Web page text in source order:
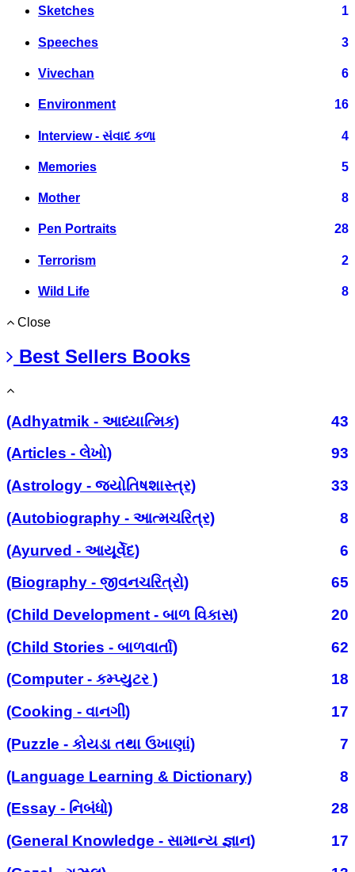
Sketches 1
Speeches 3
Vivechan 6
Environment 16
Interview - સંવાદ કળા 4
Memories 5
Mother 8
Pen Portraits 28
Terrorism 2
Wild Life 8
Close
Best Sellers Books
(Adhyatmik - આધ્યાત્મિક)
43
(Articles - લેખો)
93
(Astrology - જ્યોતિષશાસ્ત્ર)
33
(Autobiography - આત્મચરિત્ર)
8
(Ayurved - આયૂર્વેદ)
6
(Biography - જીવનચરિત્રો)
65
(Child Development - બાળ વિકાસ)
20
(Child Stories - બાળવાર્તા)
62
(Computer - કમ્પ્યુટર )
18
(Cooking - વાનગી)
17
(Puzzle - કોયડા તથા ઉખાણાં)
7
(Language Learning & Dictionary)
8
(Essay - નિબંધો)
28
(General Knowledge - સામાન્ય જ્ઞાન)
17